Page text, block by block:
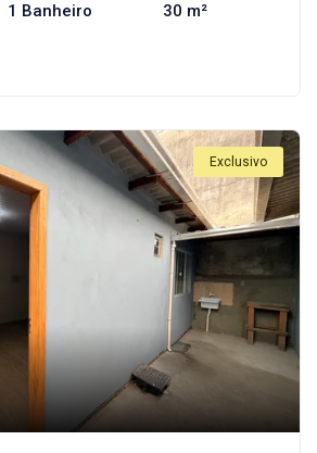
1 Banheiro 30 m²
Exclusivo